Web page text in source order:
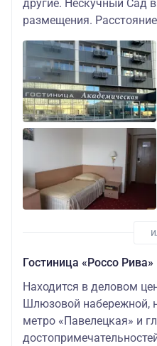
другие. Нескучный Сад
размещения.
Гостиница «Россо Рива»
Находится в деловом
Шлюзовой набережной,
метро «Павелецкая» и